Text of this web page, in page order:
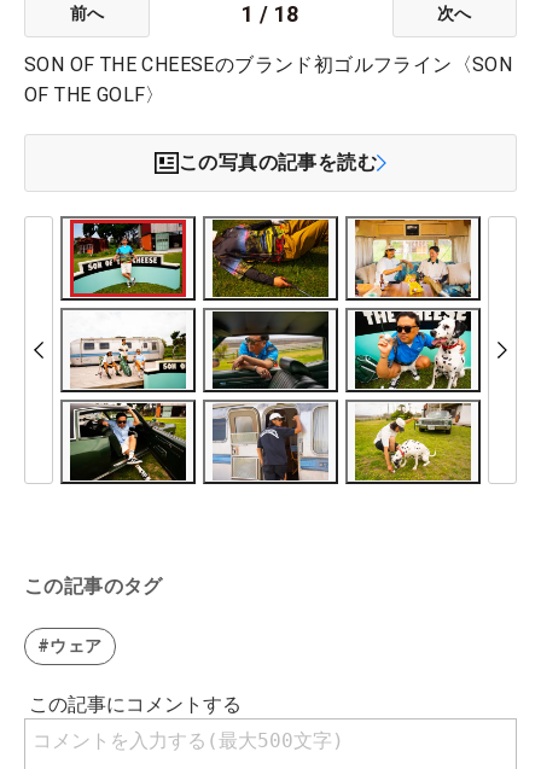
前へ 1 / 18 次へ
SON OF THE CHEESEのブランド初ゴルフライン〈SON
OF THE GOLF〉
この写真の記事を読む
この記事のタグ
#ウェア